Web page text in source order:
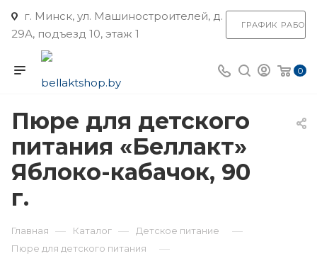
г. Минск, ул. Машиностроителей, д.
29А, подъезд 10, этаж 1
ГРАФИК
0
Пюре для детского
питания «Беллакт»
Яблоко-кабачок, 90
г.
Главная — Каталог — Детское питание —
Пюре для детского питания —